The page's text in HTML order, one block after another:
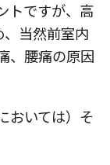
トですが、高
当然前室内
、腰痛の原因
おいては）そ